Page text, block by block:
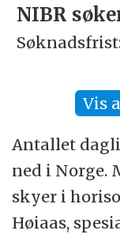
NIBR
Vis
Antallet
ned i Norge.
skyer i
Høiaas,